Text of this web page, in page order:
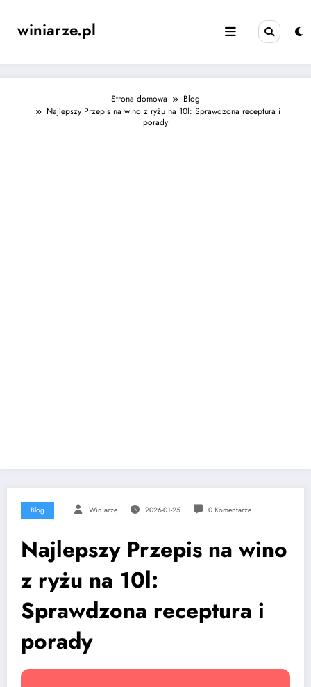
contentwiniarze.pl
Strona domowa
Blog
Najlepszy Przepis na wino z ryżu na 10l: Sprawdzona receptura i
porady
Blog Winiarze 2026-01-25 0 Komentarze
Najlepszy Przepis na wino
z ryżu na 10l:
Sprawdzona receptura i
porady